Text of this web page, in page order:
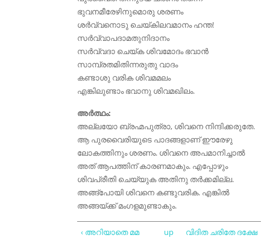
ഭുവനമീരേഴിനുമൊരു ശരണം
ശര്‍വ്വനൊടു ചെയ്കിലവമാനം ഹന്ത!
സര്‍വ്വാപദാമതുനിദാനം
സര്‍വ്വദാ ചെയ്ക ശിവമോദം ഭവാന്‍
സാമ്പ്രതമിതിന്നരുതു വാദം
കണ്ടാശു വരിക ശിവമമലം
എങ്കിലുണ്ടാം ഭവാനു ശിവമഖിലം.
അർത്ഥം:
അല്ലയോ ബ്രഹ്മപുത്രാ, ശിവനെ നിന്ദിക്കരുതേ.
ആ പുരവൈരിയുടെ പാദങ്ങളാണ് ഈരേഴു
ലോകത്തിനും ശരണം. ശിവനെ അപമാനിച്ചാല്‍
അത് ആപത്തിന് കാരണമാകും. എപ്പോഴും
ശിവപ്രീതി ചെയ്യുക അതിനു തര്‍ക്കമില്ല.
അങ്ങ്പോയി ശിവനെ കണ്ടുവരിക. എങ്കില്‍
അങ്ങയ്ക്ക് മംഗളമുണ്ടാകും.
‹ അറിയാതെ മമ up
വിദിത ചരിതേ ദക്ഷേ